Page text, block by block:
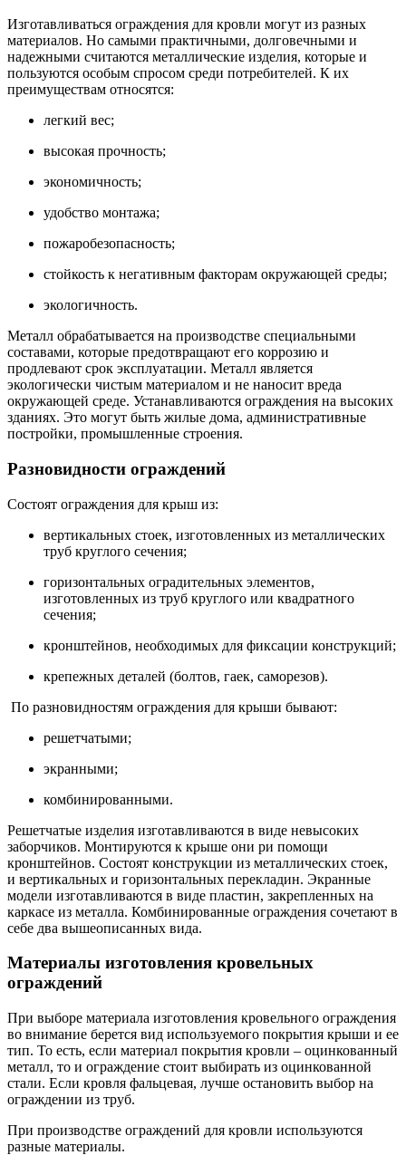
Изготавливаться ограждения для кровли могут из разных
материалов. Но самыми практичными, долговечными и
надежными считаются металлические изделия, которые и
пользуются особым спросом среди потребителей. К их
преимуществам относятся:
легкий вес;
высокая прочность;
экономичность;
удобство монтажа;
пожаробезопасность;
стойкость к негативным факторам окружающей среды;
экологичность.
Металл обрабатывается на производстве специальными
составами, которые предотвращают его коррозию и
продлевают срок эксплуатации. Металл является
экологически чистым материалом и не наносит вреда
окружающей среде. Устанавливаются ограждения на высоких
зданиях. Это могут быть жилые дома, административные
постройки, промышленные строения.
Разновидности ограждений
Состоят ограждения для крыш из:
вертикальных стоек, изготовленных из металлических
труб круглого сечения;
горизонтальных оградительных элементов,
изготовленных из труб круглого или квадратного
сечения;
кронштейнов, необходимых для фиксации конструкций;
крепежных деталей (болтов, гаек, саморезов).
По разновидностям ограждения для крыши бывают:
решетчатыми;
экранными;
комбинированными.
Решетчатые изделия изготавливаются в виде невысоких
заборчиков. Монтируются к крыше они ри помощи
кронштейнов. Состоят конструкции из металлических стоек,
и вертикальных и горизонтальных перекладин. Экранные
модели изготавливаются в виде пластин, закрепленных на
каркасе из металла. Комбинированные ограждения сочетают в
себе два вышеописанных вида.
Материалы изготовления кровельных
ограждений
При выборе материала изготовления кровельного ограждения
во внимание берется вид используемого покрытия крыши и ее
тип. То есть, если материал покрытия кровли – оцинкованный
металл, то и ограждение стоит выбирать из оцинкованной
стали. Если кровля фальцевая, лучше остановить выбор на
ограждении из труб.
При производстве ограждений для кровли используются
разные материалы.